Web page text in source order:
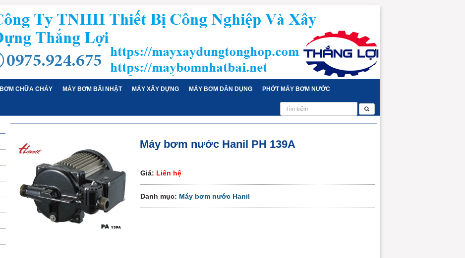
BƠM CHỮA CHÁY MÁY BƠM BÃI NHẬT MÁY XÂY DỰNG MÁY BƠM DÂN DỤNG PHỚT MÁY BƠM NƯỚC
Máy bơm nước Hanil PH 139A
Giá: Liên hệ
Danh mục: Máy bơm nước Hanil